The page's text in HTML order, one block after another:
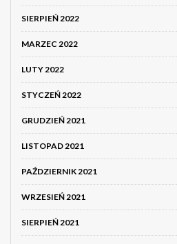
SIERPIEŃ 2022
MARZEC 2022
LUTY 2022
STYCZEŃ 2022
GRUDZIEŃ 2021
LISTOPAD 2021
PAŹDZIERNIK 2021
WRZESIEŃ 2021
SIERPIEŃ 2021